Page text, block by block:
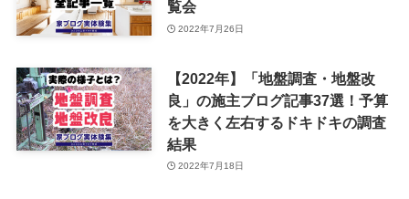
覧会
2022年7月26日
【2022年】「地盤調査・地盤改
良」の施主ブログ記事37選！予算
を大きく左右するドキドキの調査
結果
2022年7月18日